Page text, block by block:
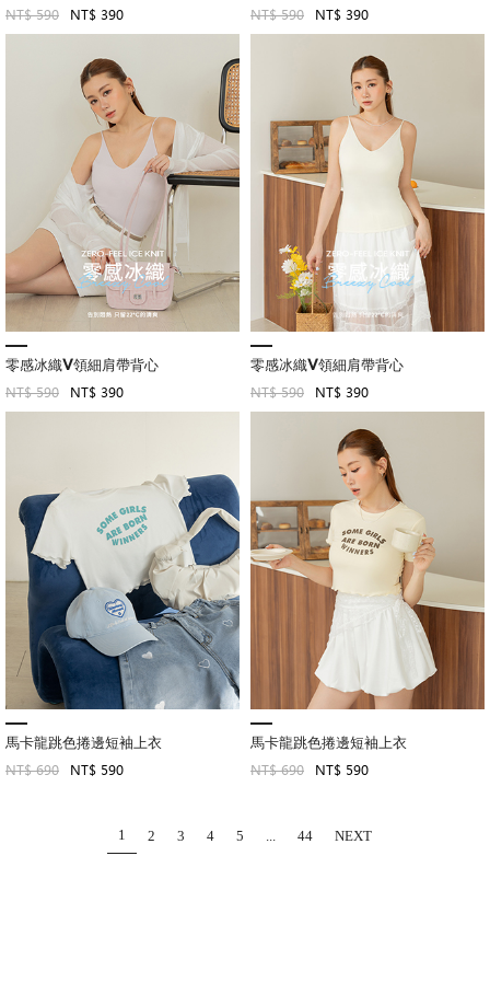
NT$ 590 NT$ 390 NT$ 590 NT$ 390
零感冰織V領細肩帶背心
NT$ 590 NT$ 390
零感冰織V領細肩帶背心
NT$ 590 NT$ 390
馬卡龍跳色捲邊短袖上衣
NT$ 690 NT$ 590
馬卡龍跳色捲邊短袖上衣
NT$ 690 NT$ 590
1 2 3 4 5 44 NEXT